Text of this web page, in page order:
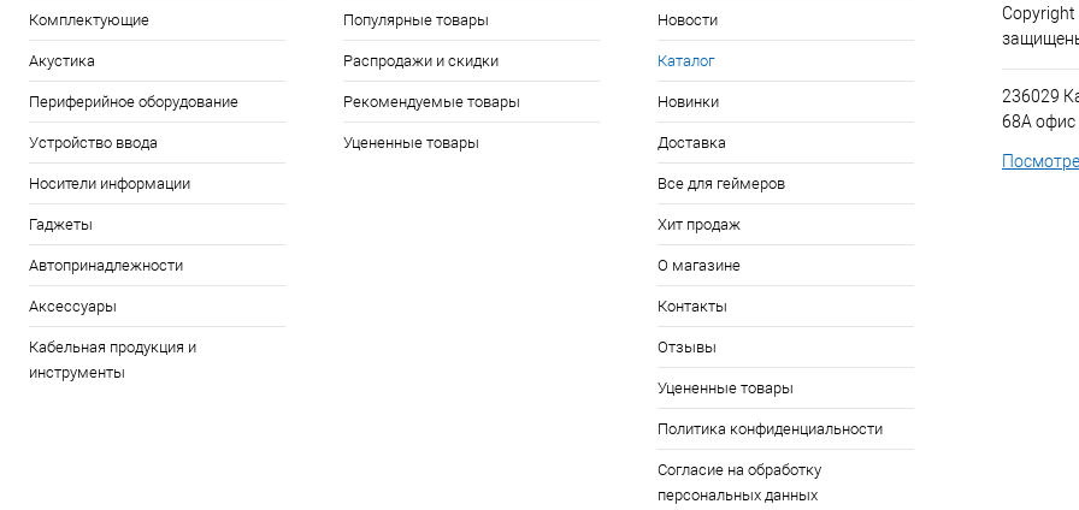
Комплектующие
Акустика
Периферийное оборудование
Устройство ввода
Носители информации
Гаджеты
Автопринадлежности
Аксессуары
Кабельная продукция и
инструменты
Популярные товары
Распродажи и скидки
Рекомендуемые товары
Уцененные товары
Новости
Каталог
Новинки
Доставка
Все для геймеров
Хит продаж
О магазине
Контакты
Отзывы
Уцененные товары
Политика конфиденциальности
Согласие на обработку
персональных данных
Copyright
236029
68А офис